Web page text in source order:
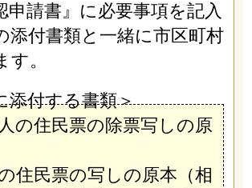
申請書』に必要事項を記入
添付書類と一緒に市区町村
。
添付する書類＞
の住民票の除票写しの原
住民票の写しの原本（相